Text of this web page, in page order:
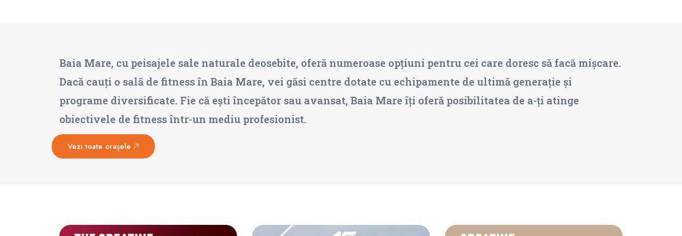
Baia Mare, cu peisajele sale naturale deosebite, oferă numeroase opțiuni pentru cei care doresc să facă mișcare.
Dacă cauți o sală de fitness în Baia Mare, vei găsi centre dotate cu echipamente de ultimă generație și
programe diversificate. Fie că ești începător sau avansat, Baia Mare îți oferă posibilitatea de a-ți atinge
obiectivele de fitness într-un mediu profesionist.
Vezi toate orașele